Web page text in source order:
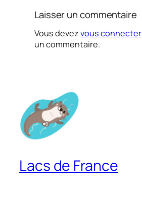
Laisser un commentaire
Vous devezvous connecter
un commentaire.
Lacs de France